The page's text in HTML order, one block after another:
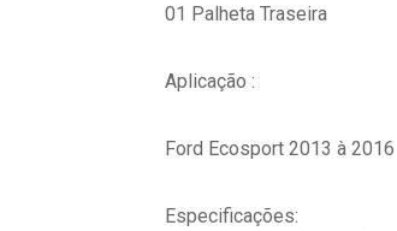
01 Palheta Traseira
Aplicação :
Ford Ecosport 2013 à 2016
Especificações: